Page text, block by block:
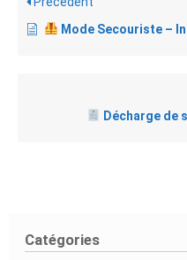
Mode Secouriste –
Décharge de
Catégories